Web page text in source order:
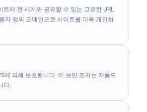
트에 전 세계와 공유할 수 있는 고유한 URL
자 정의 도메인으로 사이트를 더욱 개인화
에 의해 보호됩니다. 이 보안 조치는 자동으
다.